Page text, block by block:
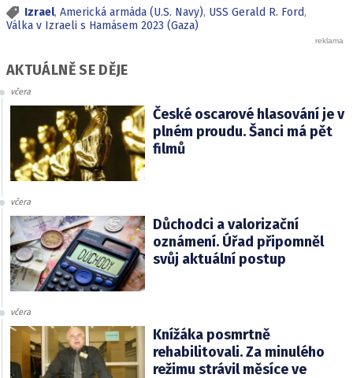
Izrael, Americká armáda (U.S. Navy), USS Gerald R. Ford,
Válka v Izraeli s Hamásem 2023 (Gaza)
AKTUÁLNĚ SE DĚJE
včera
České oscarové hlasování je v
plném proudu. Šanci má pět
filmů
včera
Důchodci a valorizační
oznámení. Úřad připomněl
svůj aktuální postup
včera
Knížáka posmrtně
rehabilitovali. Za minulého
režimu strávil měsíce ve